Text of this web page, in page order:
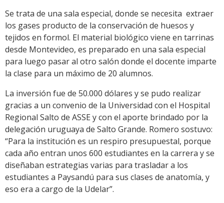
Se trata de una sala especial, donde se necesita extraer
los gases producto de la conservación de huesos y
tejidos en formol. El material biológico viene en tarrinas
desde Montevideo, es preparado en una sala especial
para luego pasar al otro salón donde el docente imparte
la clase para un máximo de 20 alumnos.
La inversión fue de 50.000 dólares y se pudo realizar
gracias a un convenio de la Universidad con el Hospital
Regional Salto de ASSE y con el aporte brindado por la
delegación uruguaya de Salto Grande. Romero sostuvo:
“Para la institución es un respiro presupuestal, porque
cada año entran unos 600 estudiantes en la carrera y se
diseñaban estrategias varias para trasladar a los
estudiantes a Paysandú para sus clases de anatomía, y
eso era a cargo de la Udelar”.